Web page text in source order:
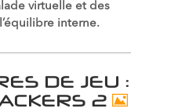
virtuelle et des
interne.
DE JEU :
2